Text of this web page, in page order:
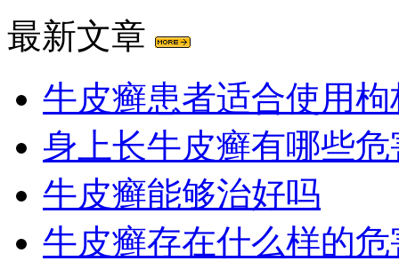
最新文章
牛皮癣患者适合使用
身上长牛皮癣有哪些危
牛皮癣能够治好吗
牛皮癣存在什么样的危